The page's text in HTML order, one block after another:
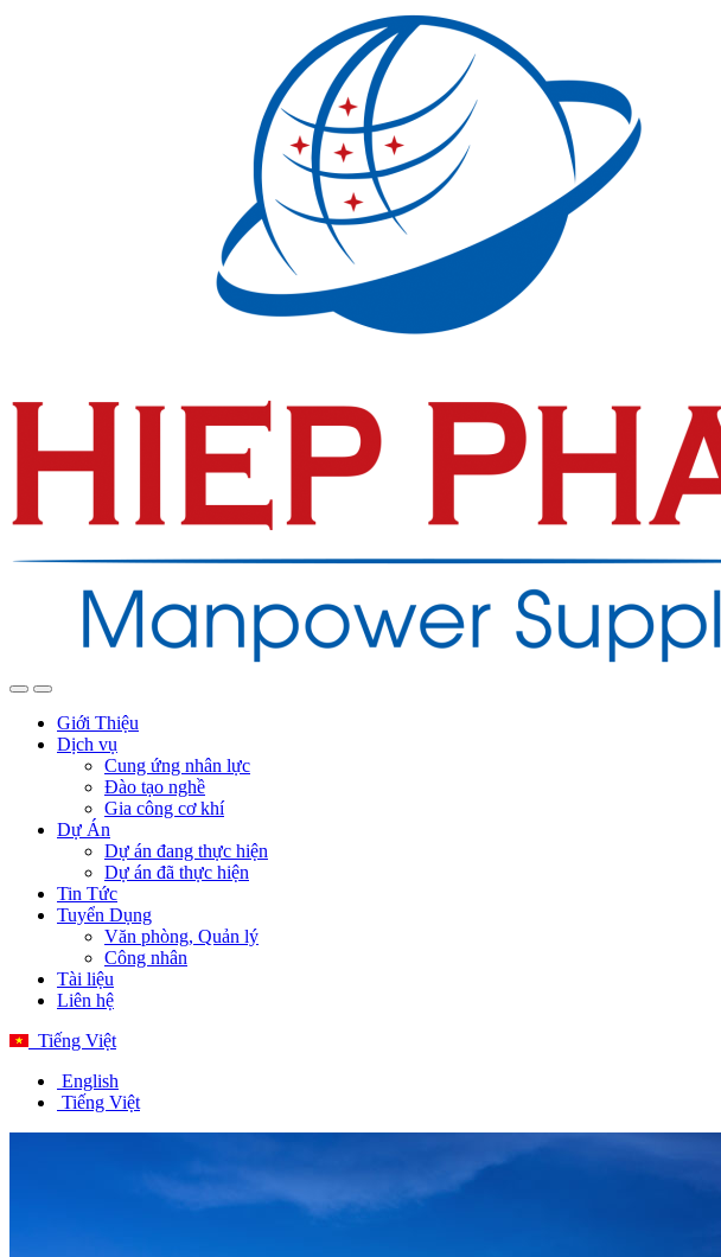
Giới Thiệu
Dịch vụ
Cung ứng nhân lực
Đào tạo nghề
Gia công cơ khí
Dự Án
Dự án đang thực hiện
Dự án đã thực hiện
Tin Tức
Tuyển Dụng
Văn phòng, Quản lý
Công nhân
Tài liệu
Liên hệ
Tiếng Việt
English
Tiếng Việt